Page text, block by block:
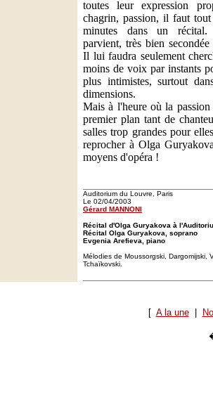
toutes leur expression
chagrin, passion, il faut
minutes dans un
parvient, très bien
Il lui faudra seulement
moins de voix par instants
plus intimistes, surtout
dimensions.
Mais à l'heure où la
premier plan tant de
salles trop grandes pour
reprocher à Olga
moyens d'opéra !
Auditorium du Louvre, Paris
Le 02/04/2003
Gérard MANNONI
Récital d'Olga Guryakova à
Récital Olga Guryakova, soprano
Evgenia Arefieva, piano
Mélodies de Moussorgski, Dargomijski,
Tchaïkovski.
[ A la une|